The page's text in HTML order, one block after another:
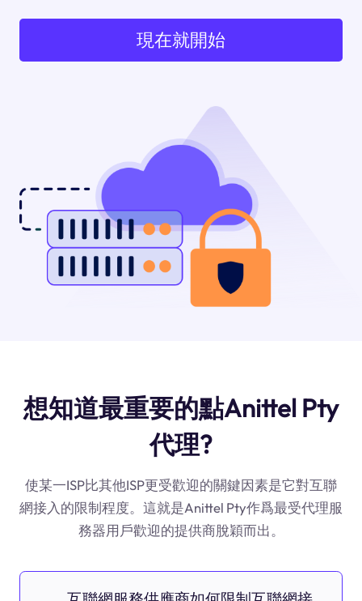
現在就開始
想知道最重要的點Anittel Pty
代理?
使某一ISP比其他ISP更受歡迎的關鍵因素是它對互聯
網接入的限制程度。這就是Anittel Pty作爲最受代理服
務器用戶歡迎的提供商脫穎而出。